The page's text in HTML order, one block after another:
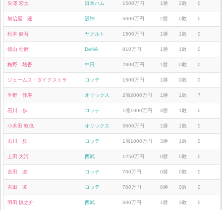
矢澤 宏太 日本ハム 1500万円 1勝 2敗 0
加治屋 蓮 阪神 6000万円 2勝 0敗 0
松本 健吾 ヤクルト 1500万円 1勝 1敗 0
徳山 壮磨 DeNA 910万円 1勝 1敗 0
梅野 雄吾 中日 2800万円 1勝 0敗 0
ジェームス・ダイクストラ ロッテ 1500万円 1勝 0敗 0
平野 佳寿 オリックス 2億2000万円 1勝 1敗 7
石川 歩 ロッテ 1億1000万円 3勝 1敗 0
小木田 敦也 オリックス 3600万円 1勝 1敗 0
石川 歩 ロッテ 1億1000万円 3勝 1敗 0
上田 大河 西武 1250万円 0勝 0敗 0
吉田 凌 ロッテ 700万円 0勝 0敗 0
吉田 凌 ロッテ 700万円 0勝 0敗 0
羽田 慎之介 西武 600万円 1勝 3敗 0